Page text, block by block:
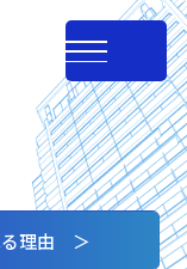
る理由 ＞